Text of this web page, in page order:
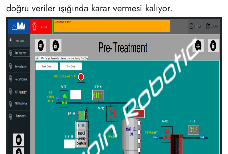
doğru veriler ışığında karar vermesi kalıyor.